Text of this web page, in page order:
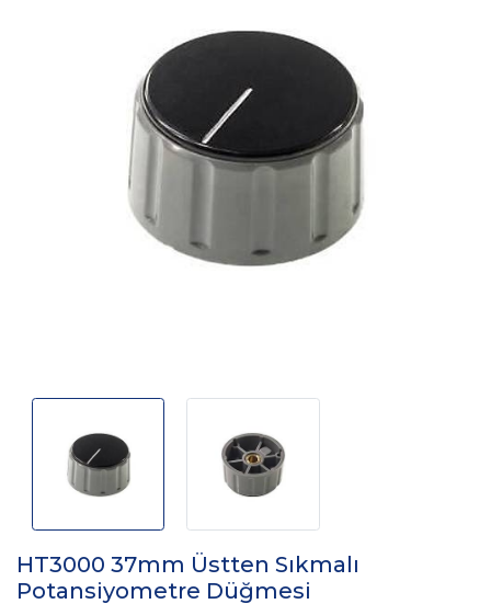
HT3000 37mm Üstten Sıkmalı
Potansiyometre Düğmesi